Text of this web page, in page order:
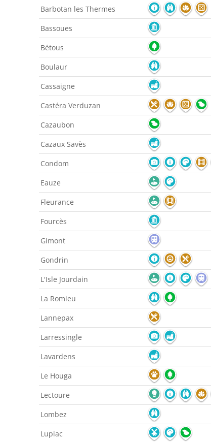
Barbotan les Thermes
Bassoues
Bétous
Boulaur
Cassaigne
Castéra Verduzan
Cazaubon
Cazaux Savès
Condom
Eauze
Fleurance
Fourcès
Gimont
Gondrin
L'Isle Jourdain
La Romieu
Lannepax
Larressingle
Lavardens
Le Houga
Lectoure
Lombez
Lupiac